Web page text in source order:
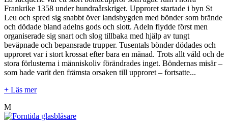
Frankrike 1358 under hundraårskriget. Upproret startade i byn St
Leu och spred sig snabbt över landsbygden med bönder som brände
och dödade bland adelns gods och slott. Adeln flydde först men
organiserade sig snart och slog tillbaka med hjälp av tungt
beväpnade och bepansrade trupper. Tusentals bönder dödades och
upproret var i stort krossat efter bara en månad. Trots allt våld och de
stora förlusterna i människoliv förändrades inget. Böndernas misär –
som hade varit den främsta orsaken till upproret – fortsatte...
+ Läs mer
M